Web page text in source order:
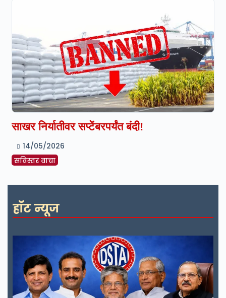
साखर निर्यातीवर सप्टेंबरपर्यंत बंदी!
14/05/2026
सविस्तर वाचा
हॉट न्यूज